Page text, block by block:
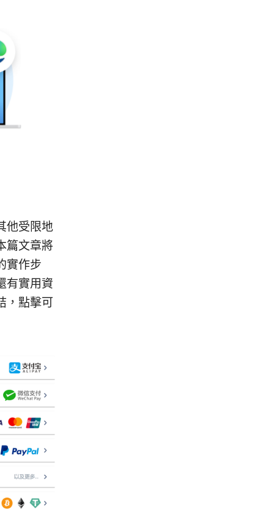
他受限地
篇文章將
實作步
有實用資
，點擊可